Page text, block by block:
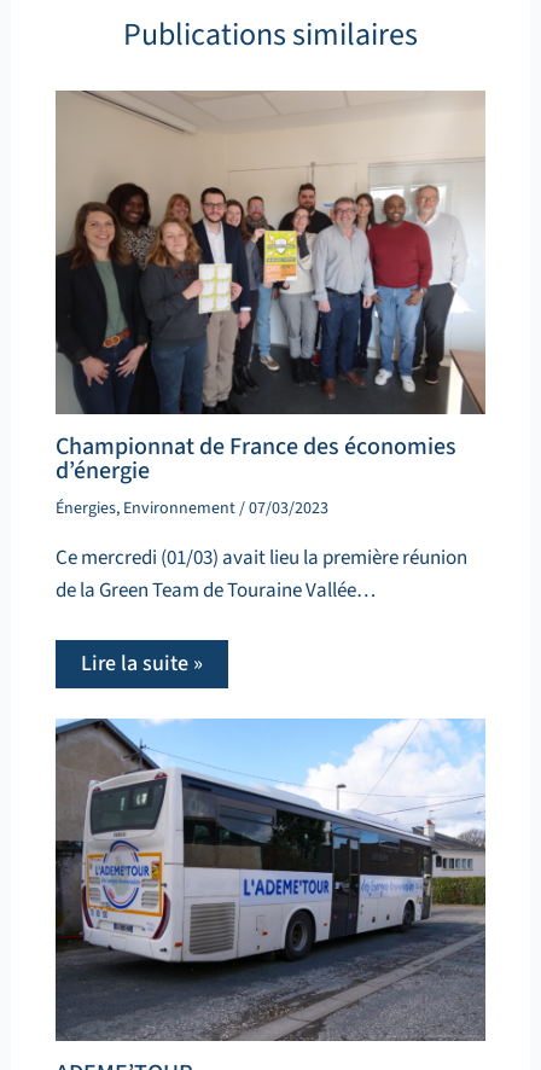
Publications similaires
Championnat de France des économies
d’énergie
Énergies, Environnement/07/03/2023
Ce mercredi (01/03) avait lieu la première réunion
de la Green Team de Touraine Vallée…
Lire la suite »